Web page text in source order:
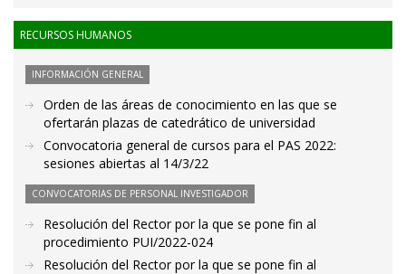
RECURSOS HUMANOS
INFORMACIÓN GENERAL
Orden de las áreas de conocimiento en las que se
ofertarán plazas de catedrático de universidad
Convocatoria general de cursos para el PAS 2022:
sesiones abiertas al 14/3/22
CONVOCATORIAS DE PERSONAL INVESTIGADOR
Resolución del Rector por la que se pone fin al
procedimiento PUI/2022-024
Resolución del Rector por la que se pone fin al